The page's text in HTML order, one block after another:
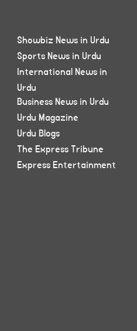
Showbiz News in Urdu
Sports News in Urdu
International News in
Urdu
Business News in Urdu
Urdu Magazine
Urdu Blogs
The Express Tribune
Express Entertainment